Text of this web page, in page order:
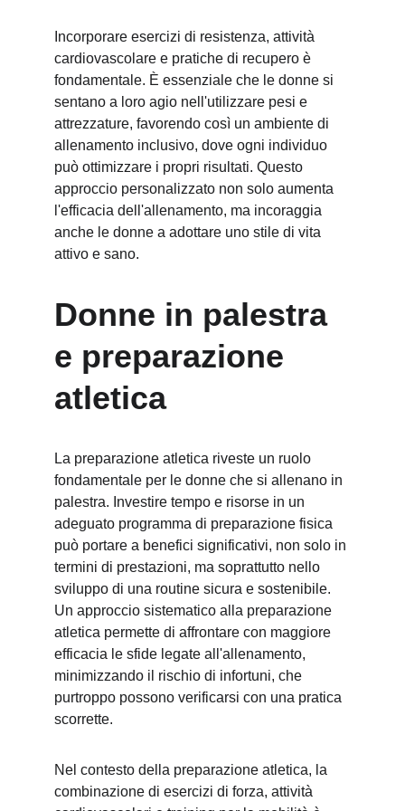
Incorporare esercizi di resistenza, attività
cardiovascolare e pratiche di recupero è
fondamentale. È essenziale che le donne si
sentano a loro agio nell'utilizzare pesi e
attrezzature, favorendo così un ambiente di
allenamento inclusivo, dove ogni individuo
può ottimizzare i propri risultati. Questo
approccio personalizzato non solo aumenta
l'efficacia dell'allenamento, ma incoraggia
anche le donne a adottare uno stile di vita
attivo e sano.
Donne in palestra
e preparazione
atletica
La preparazione atletica riveste un ruolo
fondamentale per le donne che si allenano in
palestra. Investire tempo e risorse in un
adeguato programma di preparazione fisica
può portare a benefici significativi, non solo in
termini di prestazioni, ma soprattutto nello
sviluppo di una routine sicura e sostenibile.
Un approccio sistematico alla preparazione
atletica permette di affrontare con maggiore
efficacia le sfide legate all'allenamento,
minimizzando il rischio di infortuni, che
purtroppo possono verificarsi con una pratica
scorrette.
Nel contesto della preparazione atletica, la
combinazione di esercizi di forza, attività